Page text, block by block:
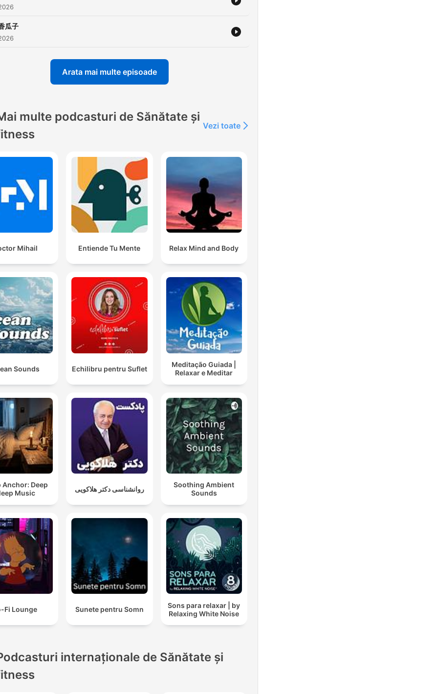
瓜子
Arata mai multe episoade
multe podcasturi de Sănătate și
Vezi toate
Mihail Entiende Tu Mente Relax Mind and Body
Sounds Echilibru pentru Suflet
Meditação Guiada |
Relaxar e Meditar
Anchor: Deep
Music
روانشناسی دکتر هلاکویی
Soothing Ambient
Sounds
Fi Lounge Sunete pentru Somn
Sons para relaxar | by
Relaxing White Noise
internaționale de Sănătate și